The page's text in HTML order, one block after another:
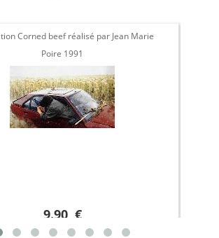
Corned beef réalisé par Jean Marie
Poire 1991
9.90 €